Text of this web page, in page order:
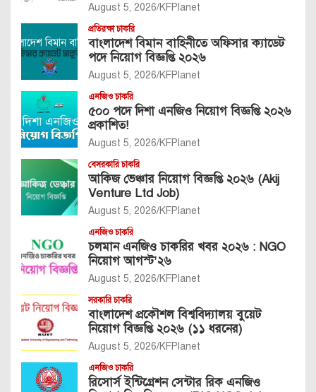
August 5, 2026 KFPlanet
প্রতিরক্ষা চাকরি
বাংলাদেশ বিমান বাহিনীতে অফিসার ক্যাডেট
পদে নিয়োগ বিজ্ঞপ্তি ২০২৬
August 5, 2026 KFPlanet
এনজিও চাকরি
৫০০ পদে দিশা এনজিও নিয়োগ বিজ্ঞপ্তি ২০২৬
প্রকাশিত!
August 5, 2026 KFPlanet
বেসরকারি চাকরি
আকিজ ভেঞ্চার নিয়োগ বিজ্ঞপ্তি ২০২৬ (Akij
Venture Ltd Job)
August 5, 2026 KFPlanet
এনজিও চাকরি
চলমান এনজিও চাকরির খবর ২০২৬ : NGO
নিয়োগ আগস্ট’২৬
August 5, 2026 KFPlanet
সরকারি চাকরি
বাংলাদেশ প্রকৌশল বিশ্ববিদ্যালয় বুয়েট
নিয়োগ বিজ্ঞপ্তি ২০২৬ (১১ ধরনের)
August 5, 2026 KFPlanet
এনজিও চাকরি
রিসোর্স ইন্টিগ্রেশন সেন্টার রিক এনজিও